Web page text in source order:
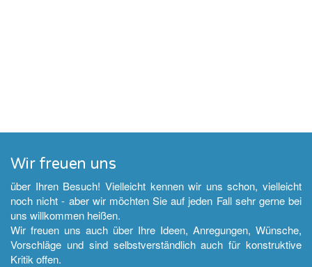
Wir freuen uns
über Ihren Besuch! Vielleicht kennen wir uns schon, vielleicht
noch nicht - aber wir möchten Sie auf jeden Fall sehr gerne bei
uns willkommen heißen.
Wir freuen uns auch über Ihre Ideen, Anregungen, Wünsche,
Vorschläge und sind selbstverständlich auch für konstruktive
Kritik offen.